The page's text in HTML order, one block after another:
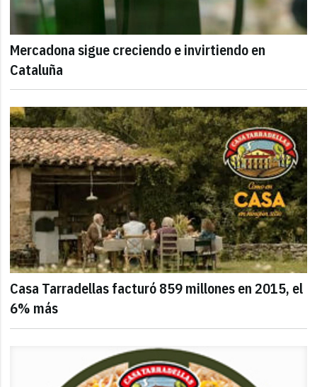
Mercadona sigue creciendo e invirtiendo en
Cataluña
Casa Tarradellas facturó 859 millones en 2015, el
6% más